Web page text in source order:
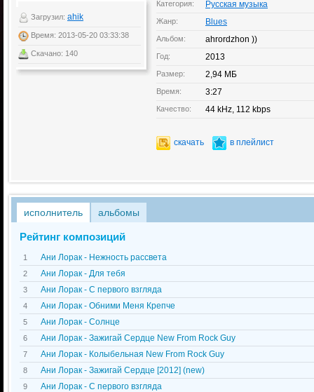
Загрузил: ahik
Время: 2013-05-20 03:33:38
Скачано: 140
Категория: Русская музыка
Жанр: Blues
Альбом: ahrordzhon ))
Год: 2013
Размер: 2,94 МБ
Время: 3:27
Качество: 44 kHz, 112 kbps
скачать в плейлист
исполнитель альбомы
Рейтинг композиций
1 Ани Лорак - Нежность рассвета
2 Ани Лорак - Для тебя
3 Ани Лорак - С первого взгляда
4 Ани Лорак - Обними Меня Крепче
5 Ани Лорак - Солнце
6 Ани Лорак - Зажигай Сердце New From Rock Guy
7 Ани Лорак - Колыбельная New From Rock Guy
8 Ани Лорак - Зажигай Сердце [2012] (new)
9 Ани Лорак - С первого взгляда